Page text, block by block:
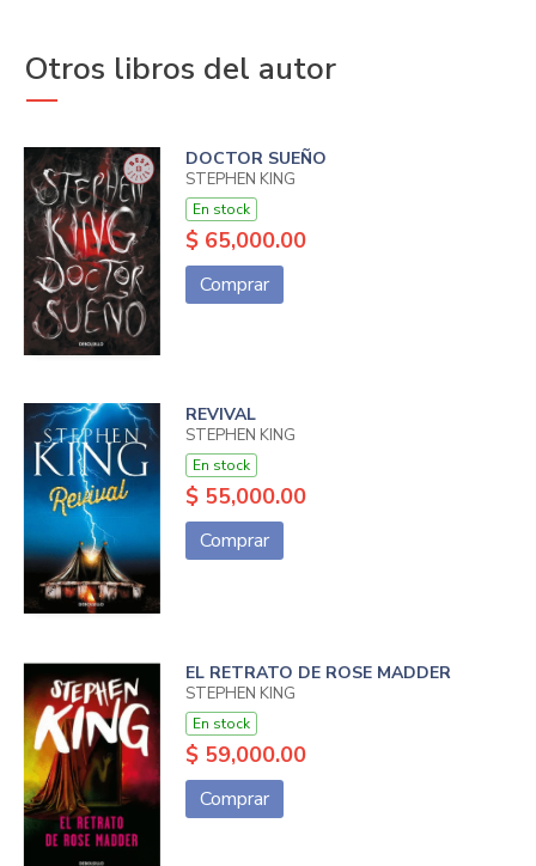
Otros libros del autor
DOCTOR SUEÑO
STEPHEN KING
En stock
$ 65,000.00
Comprar
REVIVAL
STEPHEN KING
En stock
$ 55,000.00
Comprar
EL RETRATO DE ROSE MADDER
STEPHEN KING
En stock
$ 59,000.00
Comprar